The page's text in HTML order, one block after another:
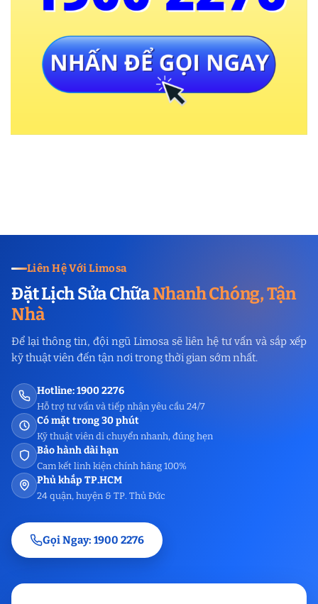
Liên Hệ Với Limosa
Đặt Lịch Sửa ChữaNhanh Chóng, Tận
Nhà
Để lại thông tin, đội ngũ Limosa sẽ liên hệ tư vấn và sắp xếp
kỹ thuật viên đến tận nơi trong thời gian sớm nhất.
Hotline: 1900 2276
Hỗ trợ tư vấn và tiếp nhận yêu cầu 24/7
Có mặt trong 30 phút
Kỹ thuật viên di chuyển nhanh, đúng hẹn
Bảo hành dài hạn
Cam kết linh kiện chính hãng 100%
Phủ khắp TP.HCM
24 quận, huyện & TP. Thủ Đức
Gọi Ngay: 1900 2276